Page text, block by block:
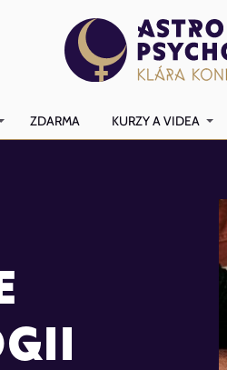
ZDARMA KURZY A VIDEA